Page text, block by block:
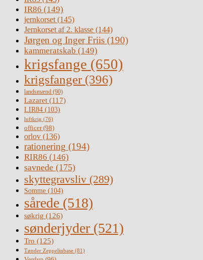
IR86 (149)
jernkorset(145)
Jernkorset af 2. klasse (144)
Jørgen og Inger Friis (190)
kammeratskab (149)
krigsfange (650)
krigsfanger (396)
landsmænd (90)
Lazaret (117)
LIR84 (103)
luftkrig (76)
officer(98)
orlov (136)
rationering (194)
RIR86 (146)
savnede (175)
skyttegravsliv (289)
Somme (104)
sårede (518)
søkrig (126)
sønderjyder (521)
Tro (125)
Tønder Zeppelinbase (81)